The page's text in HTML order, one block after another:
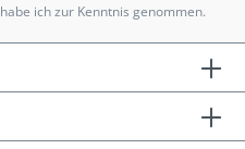
habe ich zur Kenntnis genommen.